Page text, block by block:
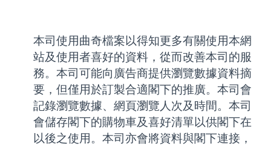
本司使用曲奇檔案以得知更多有關使用本網
站及使用者喜好的資料，從而改善本司的服
務。本司可能向廣告商提供瀏覽數據資料摘
要，但僅用於訂製合適閣下的推廣。本司會
記錄瀏覽數據、網頁瀏覽人次及時間。本司
會儲存閣下的購物車及喜好清單以供閣下在
以後之使用。本司亦會將資料與閣下連接，